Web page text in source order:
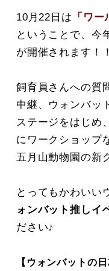
10月22日は 「ワ
ということで、今
が開催されます！！
飼育員さんへの質
中継、ウォンバッ
ステージをはじめ
にワークショップ
五月山動物園の新
とってもかわいい
ォンバット推しイ
ださい♪
【ウォンバットの日